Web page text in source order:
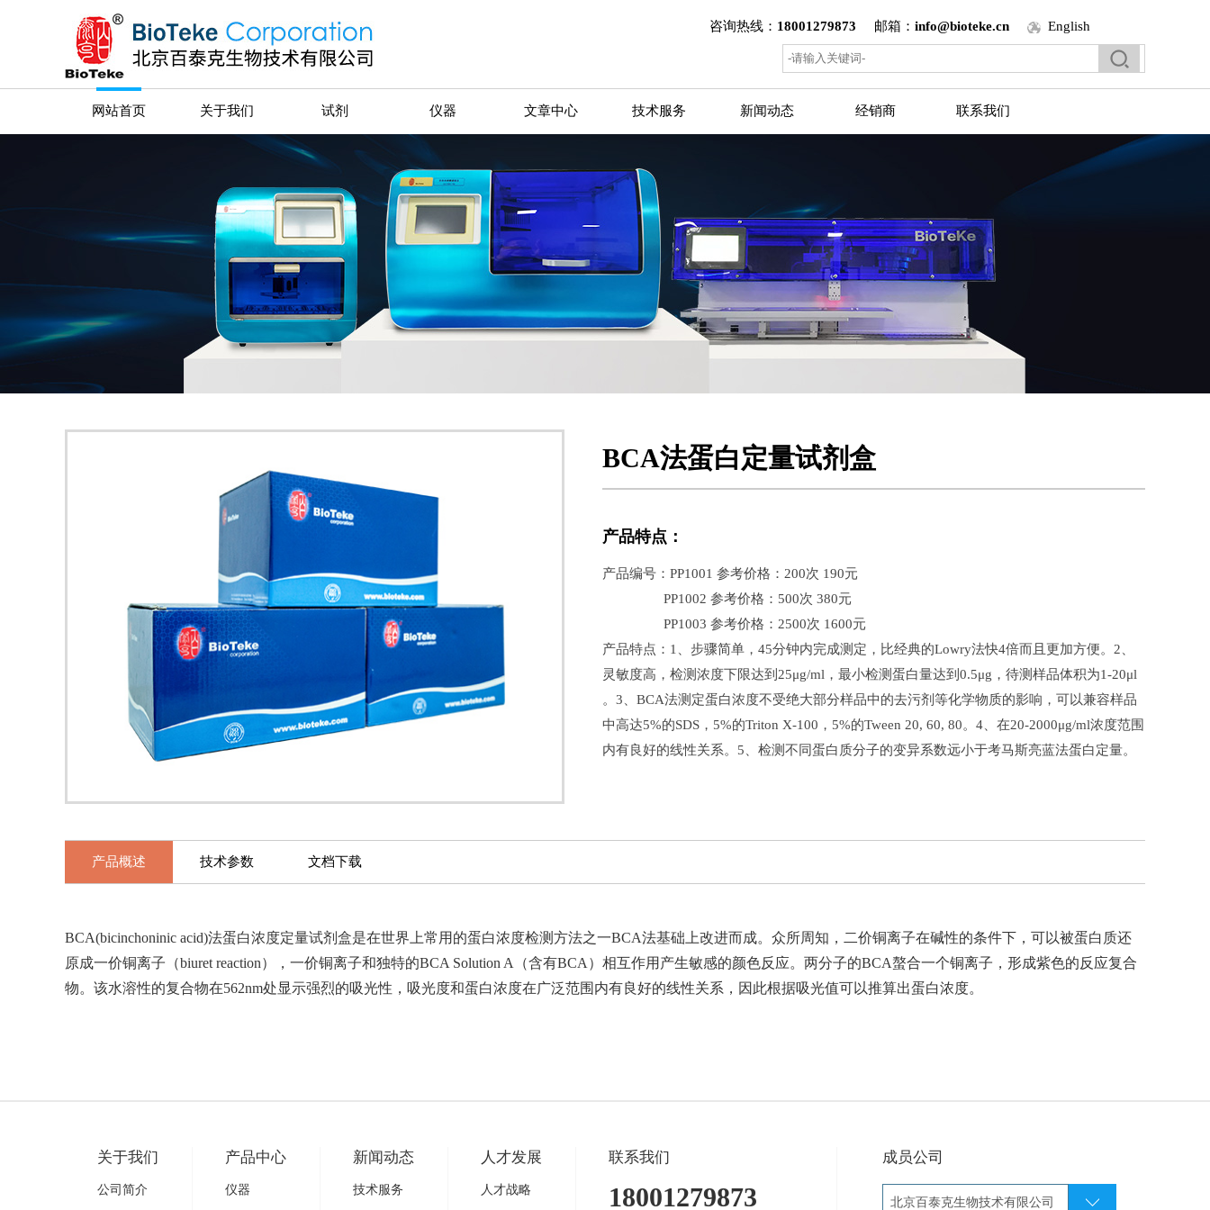
咨询热线： 18001279873 邮箱： info@bioteke.cn English
网站首页 关于我们 试剂 仪器 文章中心 技术服务 新闻动态 经销商 联系我们
BCA法蛋白定量试剂盒
产品特点：
产品编号：PP1001 参考价格：200次 190元
PP1002 参考价格：500次 380元
PP1003 参考价格：2500次 1600元
产品特点：1、步骤简单，45分钟内完成测定，比经典的Lowry法快4倍而且更加方便。2、
灵敏度高，检测浓度下限达到25μg/ml，最小检测蛋白量达到0.5μg，待测样品体积为1-20μl
。3、BCA法测定蛋白浓度不受绝大部分样品中的去污剂等化学物质的影响，可以兼容样品
中高达5%的SDS，5%的Triton X-100，5%的Tween 20, 60, 80。4、在20-2000μg/ml浓度范围
内有良好的线性关系。5、检测不同蛋白质分子的变异系数远小于考马斯亮蓝法蛋白定量。
产品概述 技术参数 文档下载
BCA(bicinchoninic acid)法蛋白浓度定量试剂盒是在世界上常用的蛋白浓度检测方法之一BCA法基础上改进而成。众所周知，二价铜离子在碱性的条件下，可以被蛋白质还
原成一价铜离子（biuret reaction），一价铜离子和独特的BCA Solution A（含有BCA）相互作用产生敏感的颜色反应。两分子的BCA螯合一个铜离子，形成紫色的反应复合
物。该水溶性的复合物在562nm处显示强烈的吸光性，吸光度和蛋白浓度在广泛范围内有良好的线性关系，因此根据吸光值可以推算出蛋白浓度。
关于我们
公司简介
产品中心
仪器
新闻动态
技术服务
人才发展
人才战略
联系我们
18001279873
成员公司